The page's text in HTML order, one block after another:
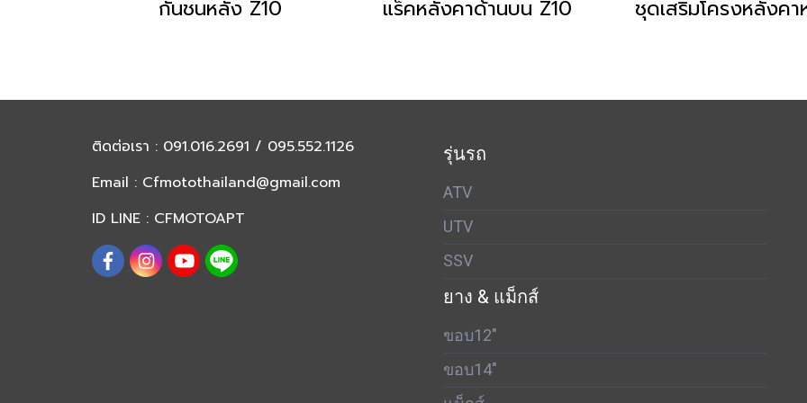
กันชนหลัง Z10 แร็คหลังคาด้านบน Z10 ชุดเสริมโครงหลังคา
ติดต่อเรา : 091.016.2691 / 095.552.1126
Email : Cfmotothailand@gmail.com
ID LINE : CFMOTOAPT
รุ่นรถ
ATV
UTV
SSV
ยาง & แม็กส์
ขอบ12"
ขอบ14"